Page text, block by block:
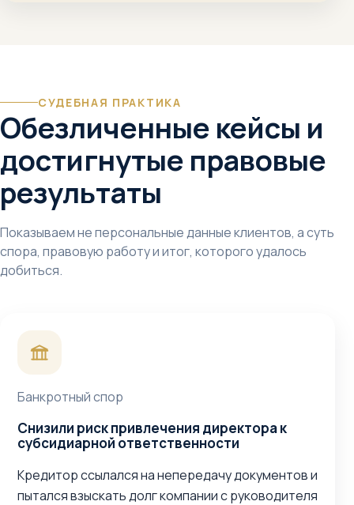
СУДЕБНАЯ ПРАКТИКА
Обезличенные кейсы и
достигнутые правовые
результаты
Показываем не персональные данные клиентов, а суть
спора, правовую работу и итог, которого удалось
добиться.
Банкротный спор
Снизили риск привлечения директора к
субсидиарной ответственности
Кредитор ссылался на непередачу документов и
пытался взыскать долг компании с руководителя